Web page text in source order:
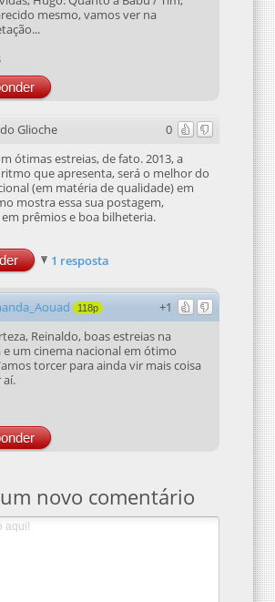
mesmo, vamos ver na
0
Glioche
ótimas estreias, de fato. 2013, a
que apresenta, será o melhor do
(em matéria de qualidade) em
mostra essa sua postagem,
prêmios e boa bilheteria.
1 resposta
+1
118p
Reinaldo, boas estreias na
e um cinema nacional em ótimo
torcer para ainda vir mais coisa
aí.
novo comentário